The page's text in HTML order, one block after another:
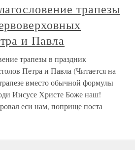
трапезы
и Павла
трапезы в праздник
Петра и Павла (Читается на
вместо обычной формулы
Иисусе Христе Боже наш!
еси нам, поприще поста